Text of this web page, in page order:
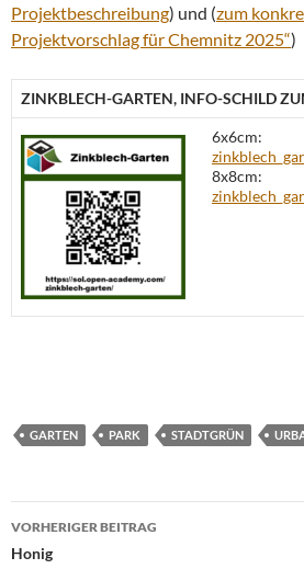
Projektbeschreibung) und (zum
Projektvorschlag für Chemnitz 2025“)
ZINKBLECH-GARTEN, INFO-SCHILD
6x6cm:
8x8cm:
GARTEN PARK STADTGRÜN
Beitragsnavigation
VORHERIGER BEITRAG
Honig